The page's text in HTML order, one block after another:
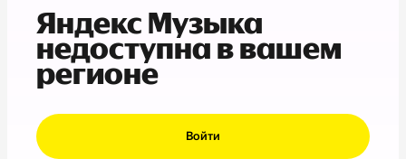
Яндекс Музыка
недоступна в вашем
регионе
Войти